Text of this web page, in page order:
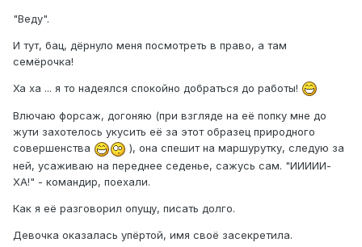
"Веду".
И тут, бац, дёрнуло меня посмотреть в право, а там
семёрочка!
Ха ха ... я то надеялся спокойно добраться до работы!
Влючаю форсаж, догоняю (при взгляде на её попку мне до
жути захотелось укусить её за этот образец природного
совершенства
), она спешит на маршурутку, следую за
ней, усаживаю на переднее седенье, сажусь сам. "ИИИИИ-
ХА!" - командир, поехали.
Как я её разговорил опущу, писать долго.
Девочка оказалась упёртой, имя своё засекретила.